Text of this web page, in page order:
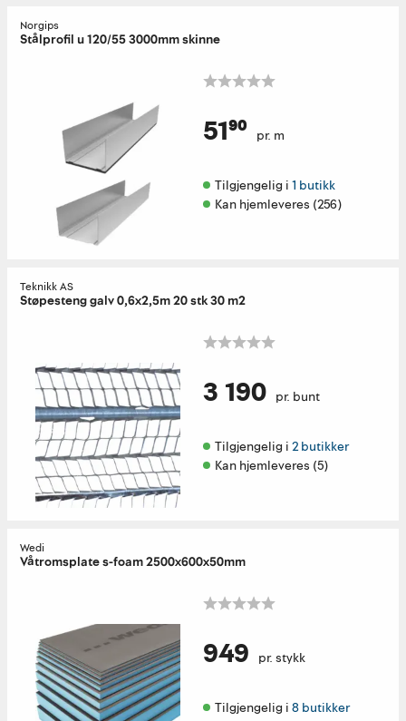
Norgips
Stålprofil u 120/55 3000mm skinne
51⁹⁰ pr. m
Tilgjengelig i 1 butikk
Kan hjemleveres (256)
Teknikk AS
Støpesteng galv 0,6x2,5m 20 stk 30 m2
3 190 pr. bunt
Tilgjengelig i 2 butikker
Kan hjemleveres (5)
Wedi
Våtromsplate s-foam 2500x600x50mm
949 pr. stykk
Tilgjengelig i 8 butikker